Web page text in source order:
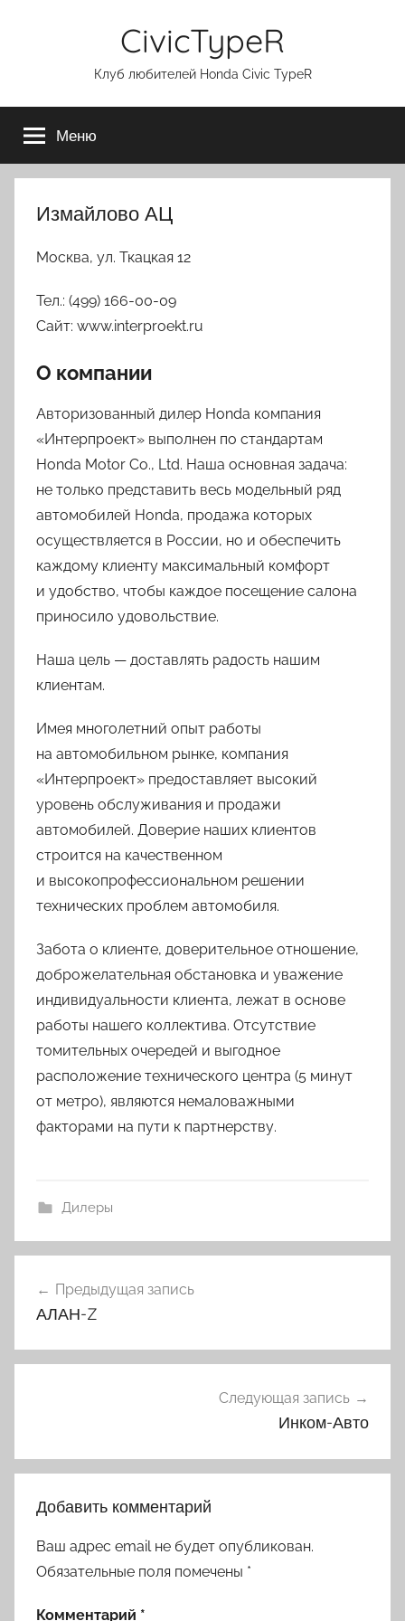
CivicTypeR
Клуб любителей Honda Civic TypeR
Меню
Измайлово АЦ
Москва, ул. Ткацкая 12
Тел.: (499) 166-00-09
Сайт: www.interproekt.ru
О компании
Авторизованный дилер Honda компания
«Интерпроект» выполнен по стандартам
Honda Motor Co., Ltd. Наша основная задача:
не только представить весь модельный ряд
автомобилей Honda, продажа которых
осуществляется в России, но и обеспечить
каждому клиенту максимальный комфорт
и удобство, чтобы каждое посещение салона
приносило удовольствие.
Наша цель — доставлять радость нашим
клиентам.
Имея многолетний опыт работы
на автомобильном рынке, компания
«Интерпроект» предоставляет высокий
уровень обслуживания и продажи
автомобилей. Доверие наших клиентов
строится на качественном
и высокопрофессиональном решении
технических проблем автомобиля.
Забота о клиенте, доверительное отношение,
доброжелательная обстановка и уважение
индивидуальности клиента, лежат в основе
работы нашего коллектива. Отсутствие
томительных очередей и выгодное
расположение технического центра (5 минут
от метро), являются немаловажными
факторами на пути к партнерству.
Дилеры
по
Предыдущая запись
АЛАН-Z
Следующая запись
Инком-Авто
Добавить комментарий
Ваш адрес email не будет опубликован.
Обязательные поля помечены *
Комментарий *